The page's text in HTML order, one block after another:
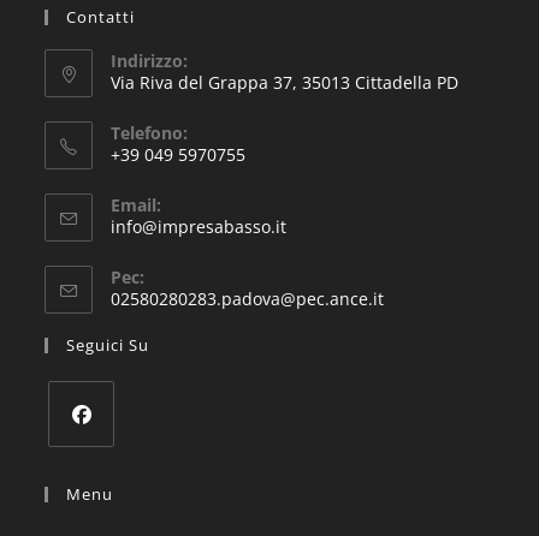
Contatti
Indirizzo:
Via Riva del Grappa 37, 35013 Cittadella PD
Telefono:
+39 049 5970755
Email:
info@impresabasso.it
Pec:
02580280283.padova@pec.ance.it
Seguici Su
Menu